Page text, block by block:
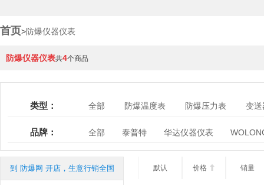
首页>防爆仪器仪表
防爆仪器仪表共4个商品
类型： 全部 防爆温度表 防爆压力表
变送
品牌： 全部 泰普特 华达仪器仪表
淮安市红旗仪表有限公司
深圳市鹏瑞通自
上海香川电子衡器有限公司
无锡宏力电热
到 防爆网 开店，生意行销全国 默认 价格  销量